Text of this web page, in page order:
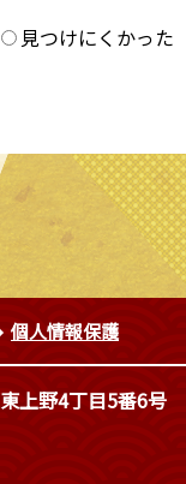
見つけにくかった
個人情報保護
上野4丁目5番6号